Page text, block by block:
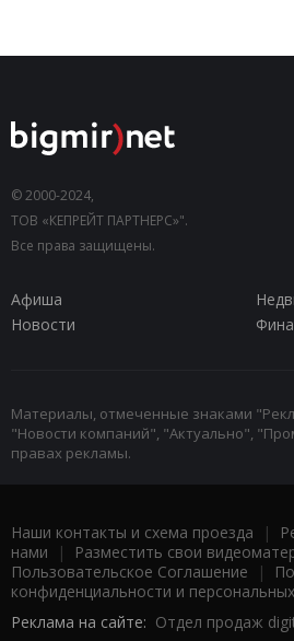
© 2000-2024,
ТОВ «КЕПРЕЙТ ПАРТНЕРС»".
Все права защищены.
Афиша
Новости
Материалы, отмеченные знаками
"Новости компаний", "Актуально",
правах рекламы.
Наши контакты и схема проезда |
нами | Разместить свои
Пользовательское Соглашение |
конфиденциальности и
Реклама на сайте: Отдел продаж